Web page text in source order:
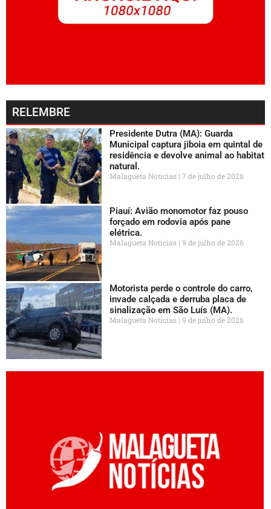
RELEMBRE
Presidente Dutra (MA): Guarda
Municipal captura jiboia em quintal de
residência e devolve animal ao habitat
natural.
Malagueta Notícias 7 de julho de 2026
Piauí: Avião monomotor faz pouso
forçado em rodovia após pane
elétrica.
Malagueta Notícias 9 de julho de 2026
Motorista perde o controle do carro,
invade calçada e derruba placa de
sinalização em São Luís (MA).
Malagueta Notícias 9 de julho de 2026